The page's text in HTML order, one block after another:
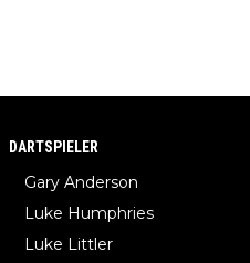
DARTSPIELER
Gary Anderson
Luke Humphries
Luke Littler